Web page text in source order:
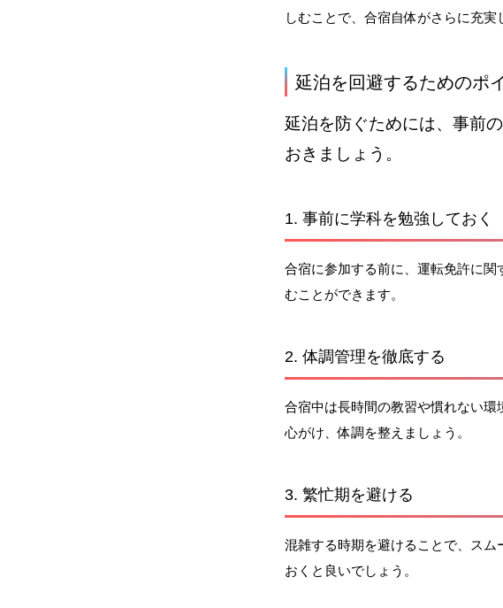
しむことで、合宿自体がさらに充実
延泊を回避するためのポ
延泊を防ぐためには、事前
おきましょう。
1. 事前に学科を勉強しておく
合宿に参加する前に、運転免許に
むことができます。
2. 体調管理を徹底する
合宿中は長時間の教習や慣れない
心がけ、体調を整えましょう。
3. 繁忙期を避ける
混雑する時期を避けることで、ス
おくと良いでしょう。